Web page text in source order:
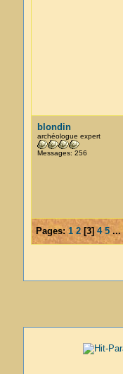
blondin
archéologue expert
Messages: 256
Pages: 1 2[3] 4 5 ...